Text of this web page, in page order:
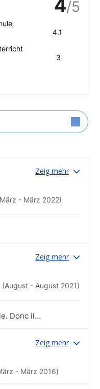
4/5
4.1
3
Zeig mehr
- März 2022)
Zeig mehr
(August - August 2021)
Donc il
Zeig mehr
- März 2016)